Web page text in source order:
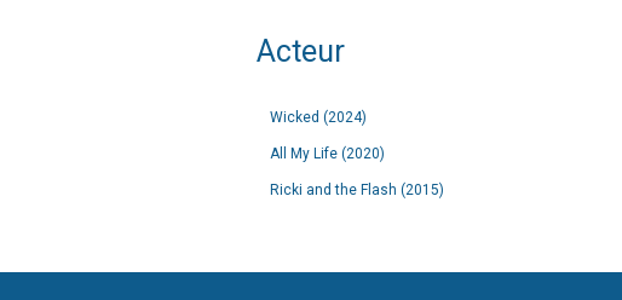
Acteur
Wicked (2024)
All My Life (2020)
Ricki and the Flash (2015)